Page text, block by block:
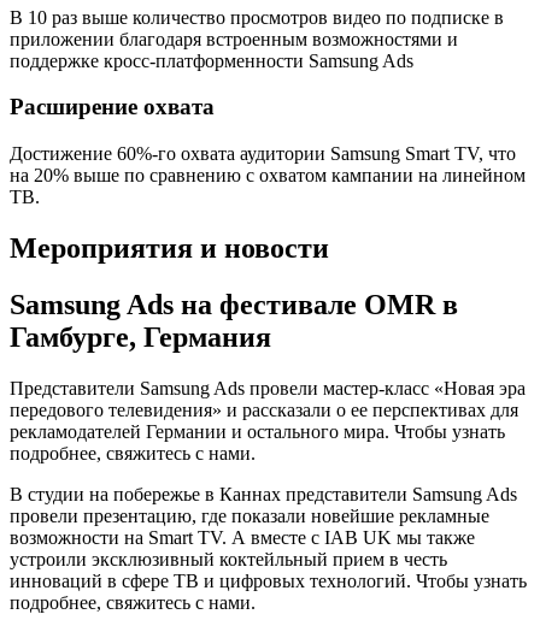
В 10 раз выше количество просмотров видео по подписке в
приложении благодаря встроенным возможностями и
поддержке кросс-платформенности Samsung Ads
Расширение охвата
Достижение 60%-го охвата аудитории Samsung Smart TV, что
на 20% выше по сравнению с охватом кампании на линейном
ТВ.
Мероприятия и новости
Samsung Ads на фестивале OMR в
Гамбурге, Германия
Представители Samsung Ads провели мастер-класс «Новая эра
передового телевидения» и рассказали о ее перспективах для
рекламодателей Германии и остального мира. Чтобы узнать
подробнее, свяжитесь с нами.
В студии на побережье в Каннах представители Samsung Ads
провели презентацию, где показали новейшие рекламные
возможности на Smart TV. А вместе с IAB UK мы также
устроили эксклюзивный коктейльный прием в честь
инноваций в сфере ТВ и цифровых технологий. Чтобы узнать
подробнее, свяжитесь с нами.